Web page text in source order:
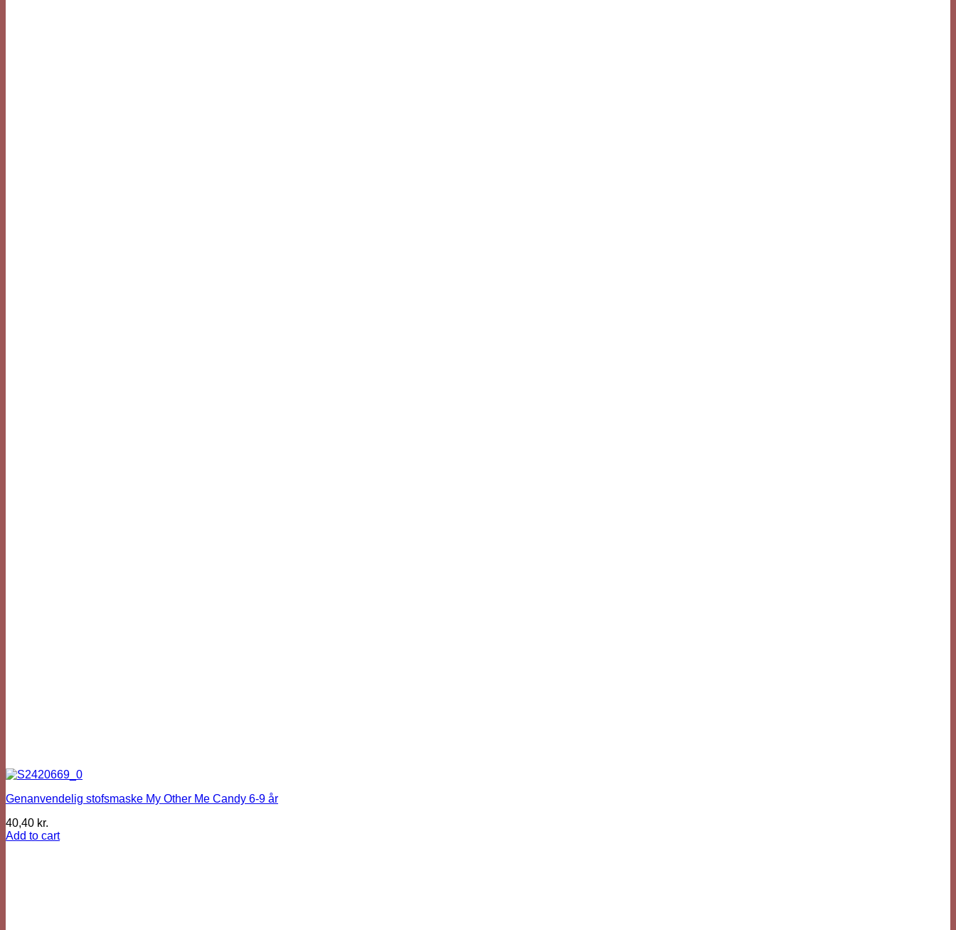
Genanvendelig stofsmaske My Other Me Candy 6-9 år
40,40 kr.
Add to cart